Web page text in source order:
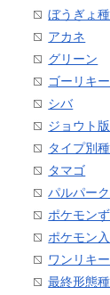
ぼうぎょ
アカネ
グリーン
ゴーリキー
シバ
ジョウト
タイプ別
タマゴ
パルパーク
ポケモン
ポケモン
ワンリキー
最終形態